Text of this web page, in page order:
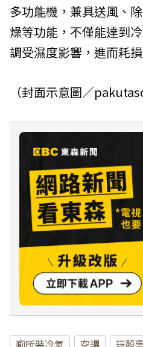
多功能機，兼具送風、
燥等功能，不僅能達到
調受濕度影響，進而耗
（封面示意圖／
廁所裝冷氣 空調 玩股